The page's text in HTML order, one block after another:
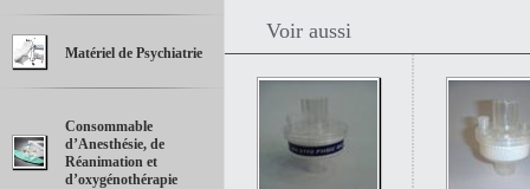
Matériel de Psychiatrie
Consommable
d’Anesthésie, de
Réanimation et
d’oxygénothérapie
Voir aussi